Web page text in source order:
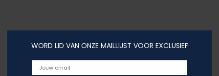
WORD LID VAN ONZE MAILLIJST VOOR EXCLUSIEF